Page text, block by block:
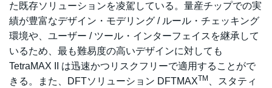
た既存ソリューションを凌駕している。量産チップでの実
績が豊富なデザイン・モデリング / ルール・チェッキング
環境や、ユーザー / ツール・インターフェイスを継承して
いるため、最も難易度の高いデザインに対しても
TetraMAX II は迅速かつリスクフリーで適用することがで
きる。また、DFTソリューション DFTMAXTM
、スタティ